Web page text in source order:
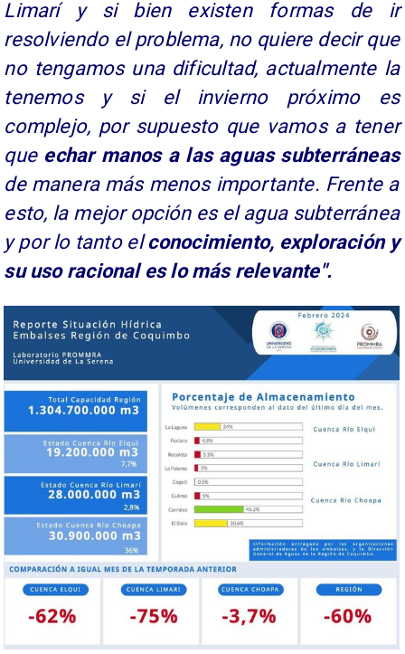
Limarí y si bien existen formas de ir
resolviendo el problema, no quiere decir que
no tengamos una dificultad, actualmente la
tenemos y si el invierno próximo es
complejo, por supuesto que vamos a tener
queechar manos a las aguas subterráneas
de manera más menos importante. Frente a
esto, la mejor opción es el agua subterránea
y por lo tanto elconocimiento, exploración y
su uso racional es lo más relevante".